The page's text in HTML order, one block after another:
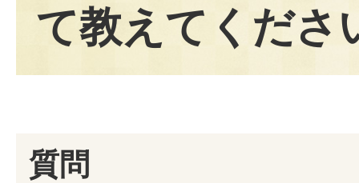
て教えてくださ
質問